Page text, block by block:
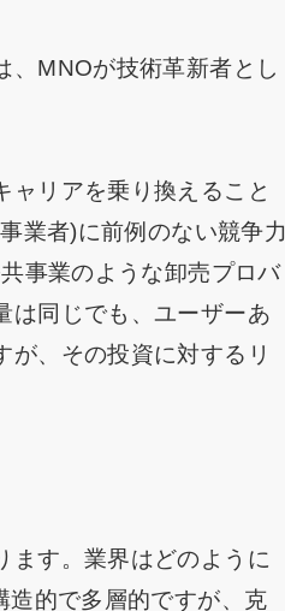
、MNOが技術革新者とし
ャリアを乗り換えること
業者)に前例のない競争力
事業のような卸売プロバ
は同じでも、ユーザーあ
、その投資に対するリ
ます。業界はどのように
造的で多層的ですが、克